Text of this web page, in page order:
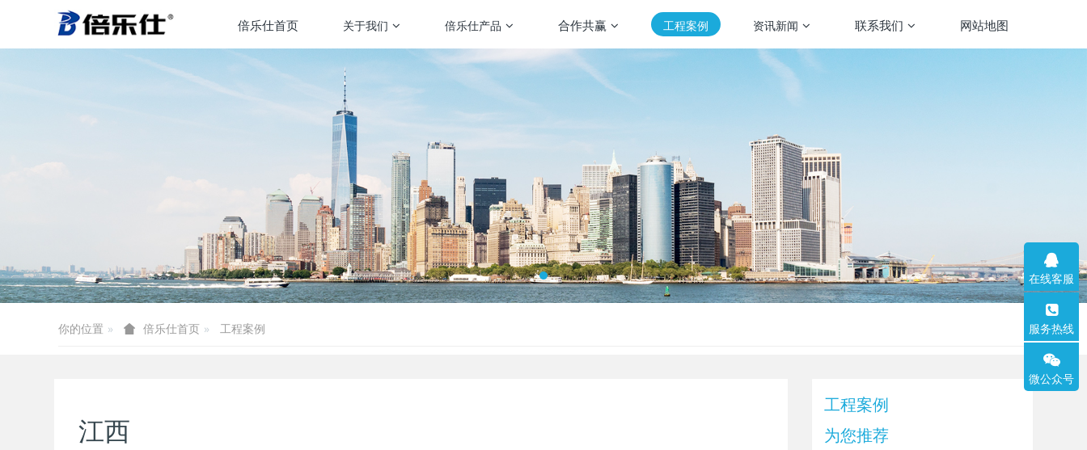
倍乐仕首页 关于我们 倍乐仕产品 合作共赢 工程案例 资讯新闻 联系我们 网站地图
你的位置 倍乐仕首页 工程案例
江西
工程案例
为您推荐
在线客服
服务热线
微公众号